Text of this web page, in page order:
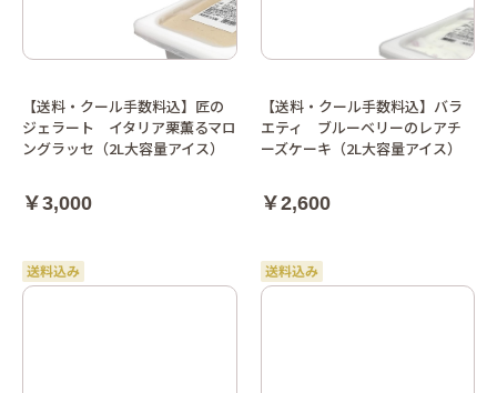
【送料・クール手数料込】匠の
ジェラート イタリア栗薫るマロ
ングラッセ（2L大容量アイス）
￥3,000
【送料・クール手数料込】バラ
エティ ブルーベリーのレアチ
ーズケーキ（2L大容量アイス）
￥2,600